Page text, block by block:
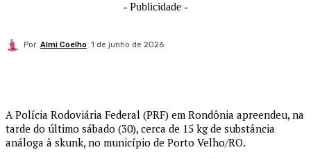
- Publicidade -
Por Almi Coelho 1 de junho de 2026
A Polícia Rodoviária Federal (PRF) em Rondônia apreendeu, na
tarde do último sábado (30), cerca de 15 kg de substância
análoga à skunk, no município de Porto Velho/RO.